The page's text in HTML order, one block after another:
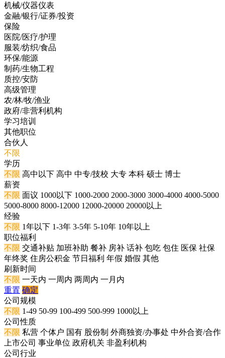
机械/仪器仪表
金融/银行/证券/投资
保险
医院/医疗/护理
服装/纺织/食品
环保/能源
制药/生物工程
质控/安防
高级管理
农/林/牧/渔业
政府/非营利机构
学习培训
其他职位
合伙人
不限
学历
不限 高中以下 高中 中专/技校 大专 本科 硕士 博士
薪资
不限 面议 1000以下 1000-2000 2000-3000 3000-4000 4000-5000
5000-8000 8000-12000 12000-20000 20000以上
经验
不限 1年以下 1-3年 3-5年 5-10年 10年以上
职位福利
不限 交通补贴 加班补助 餐补 房补 话补 包吃 包住 医保 社保
年终奖 住房公积金 节日福利 年假 婚假 其他
刷新时间
不限 一天内 一周内 两周内 一月内
重置 确定
公司规模
不限 1-49 50-99 100-499 500-999 1000以上
公司性质
不限 私营 个体户 国有 股份制 外商独资/办事处 中外合资/合作
上市公司 事业单位 政府机关 非盈利机构
公司行业